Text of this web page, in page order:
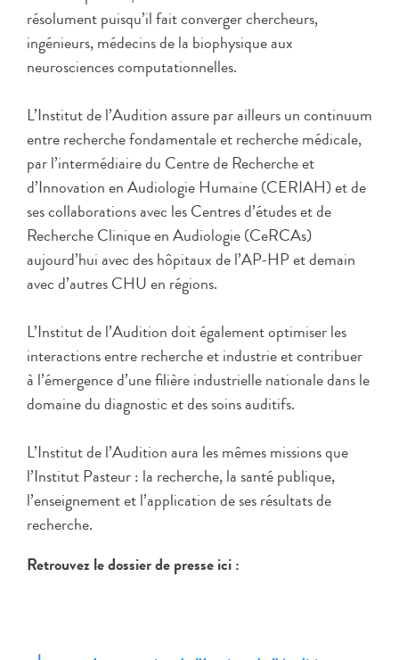
résolument puisqu’il fait converger chercheurs,
ingénieurs, médecins de la biophysique aux
neurosciences computationnelles.
L’Institut de l’Audition assure par ailleurs un continuum
entre recherche fondamentale et recherche médicale,
par l’intermédiaire du Centre de Recherche et
d’Innovation en Audiologie Humaine (CERIAH) et de
ses collaborations avec les Centres d’études et de
Recherche Clinique en Audiologie (CeRCAs)
aujourd’hui avec des hôpitaux de l’AP-HP et demain
avec d’autres CHU en régions.
L’Institut de l’Audition doit également optimiser les
interactions entre recherche et industrie et contribuer
à l’émergence d’une filière industrielle nationale dans le
domaine du diagnostic et des soins auditifs.
L’Institut de l’Audition aura les mêmes missions que
l’Institut Pasteur : la recherche, la santé publique,
l’enseignement et l’application de ses résultats de
recherche.
Retrouvez le dossier de presse ici :